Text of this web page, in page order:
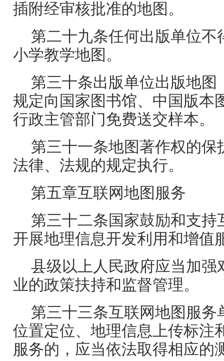
插附经审核批准的地图。
第二十九条任何出版单位不
小学教学地图。
第三十条出版单位出版地图
规定向国家图书馆、中国版本
行政主管部门免费送交样本。
第三十一条地图著作权的保
法律、法规的规定执行。
第五章互联网地图服务
第三十二条国家鼓励和支持
开展地理信息开发利用和增值
县级以上人民政府应当加强
业的政策扶持和监督管理。
第三十三条互联网地图服务
位置定位、地理信息上传标注
服务的，应当依法取得相应的